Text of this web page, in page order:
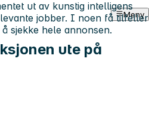
Meny
ute på
ut av kunstig intelligens
jobber. I noen få tilfeller
sjekke hele annonsen.